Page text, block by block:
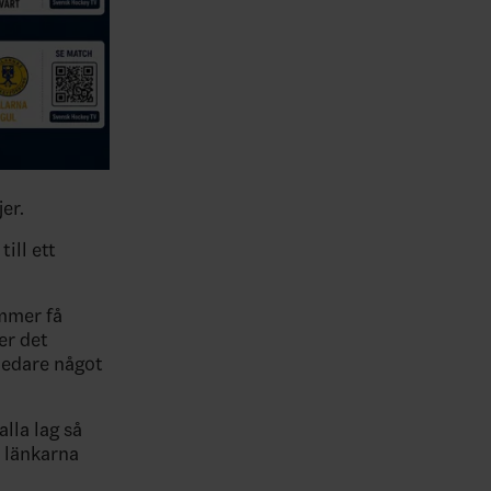
till ett
få
det
något
lag så